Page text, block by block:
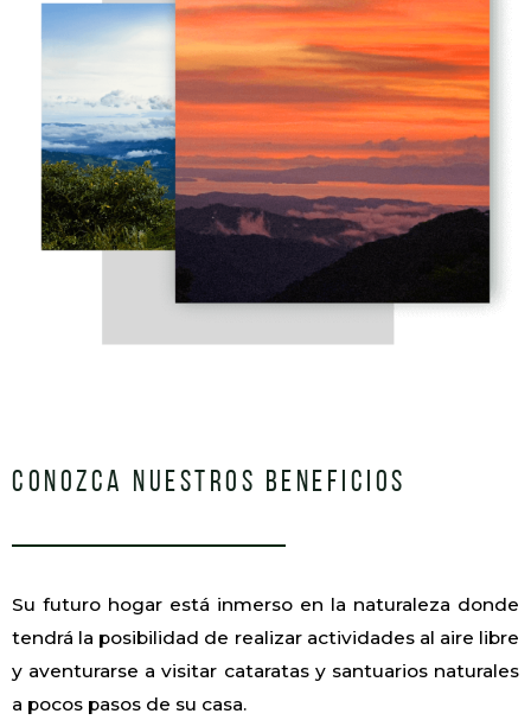
CONOZCA NUESTROS BENEFICIOS
Su futuro hogar está inmerso en la naturaleza donde
tendrá la posibilidad de realizar actividades al aire libre
y aventurarse a visitar cataratas y santuarios naturales
a pocos pasos de su casa.